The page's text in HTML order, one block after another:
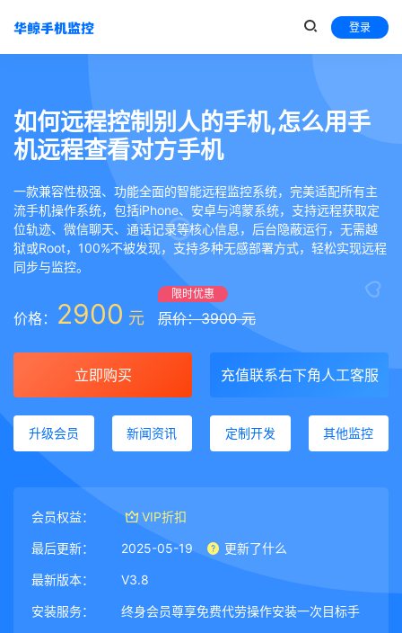
登录
如何远程控制别人的手机,怎么用手
机远程查看对方手机
一款兼容性极强、功能全面的智能远程监控系统，完美适配所有主
流手机操作系统，包括iPhone、安卓与鸿蒙系统，支持远程获取定
位轨迹、微信聊天、通话记录等核心信息，后台隐蔽运行，无需越
狱或Root，100%不被发现，支持多种无感部署方式，轻松实现远程
同步与监控。
价格： 2900 元
限时优惠
原价：3900 元
立即购买 充值联系右下角人工客服
升级会员 新闻资讯 定制开发 其他监控
会员权益： VIP折扣
最后更新： 2025-05-19 更新了什么
最新版本： V3.8
安装服务： 终身会员尊享免费代劳操作安装一次目标手